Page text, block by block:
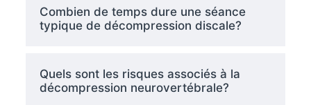
Combien de temps dure une séance
typique de décompression discale?
Quels sont les risques associés à la
décompression neurovertébrale?